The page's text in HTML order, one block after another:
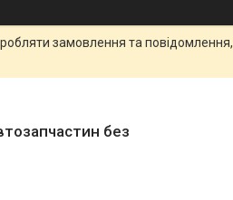
замовлення та
без